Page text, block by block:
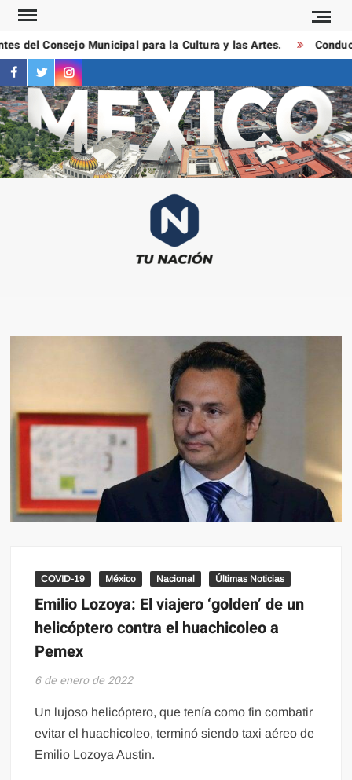
Saltar
contenido
del Consejo Municipal para la Cultura y las Artes.
facebook
twitterinstagram
COVID-19 México Nacional Últimas Noticias
Emilio Lozoya: El viajero ‘golden’ de un
helicóptero contra el huachicoleo a
Pemex
6 de enero de 2022
Un lujoso helicóptero, que tenía como fin combatir
evitar el huachicoleo, terminó siendo taxi aéreo de
Emilio Lozoya Austin.